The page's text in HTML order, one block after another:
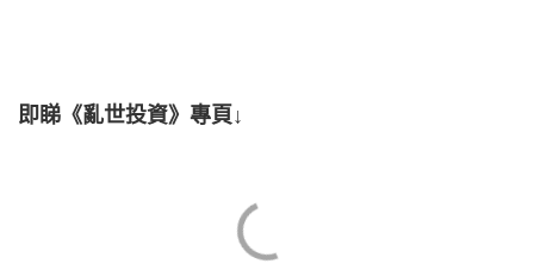
即睇《亂世投資》專頁↓